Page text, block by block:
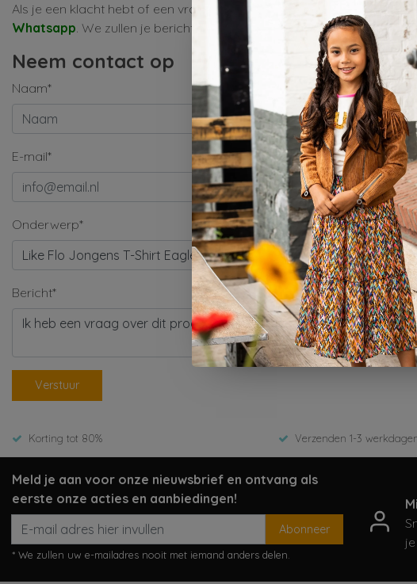
Als je een klacht hebt of een vraag, vul dan alsjeblieft het
Whatsapp. We zullen je bericht zo snel mogelijk behandelen.
Neem contact op
Naam* Bedrijf
E-mail*
Onderwerp*
Bericht*
Verstuur
Korting tot 80% Verzenden 1-3
Meld je aan voor onze nieuwsbrief en ontvang als
eerste onze acties en aanbiedingen!
Abonneer
* We zullen uw e-mailadres nooit met iemand anders delen.